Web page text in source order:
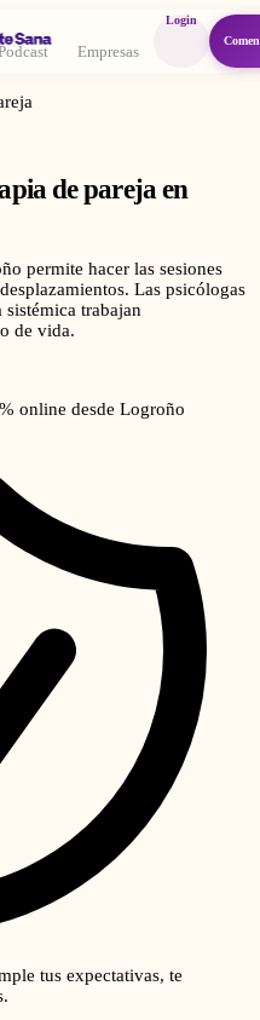
Empresas
Login
de parejaen
permite hacer las sesiones
Las psicólogas
trabajan
de vida.
online desde Logroño
tus expectativas, te